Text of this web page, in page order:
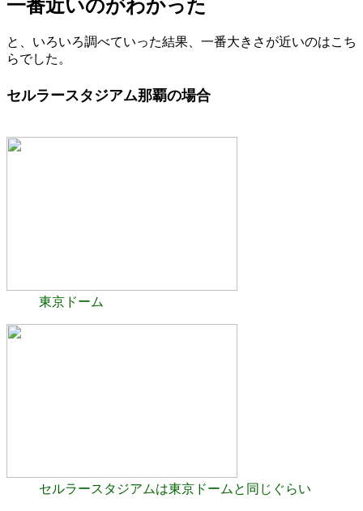
一番近いのがわかった
と、いろいろ調べていった結果、一番大きさが近いのはこち
らでした。
セルラースタジアム那覇の場合
東京ドーム
セルラースタジアムは東京ドームと同じぐらい